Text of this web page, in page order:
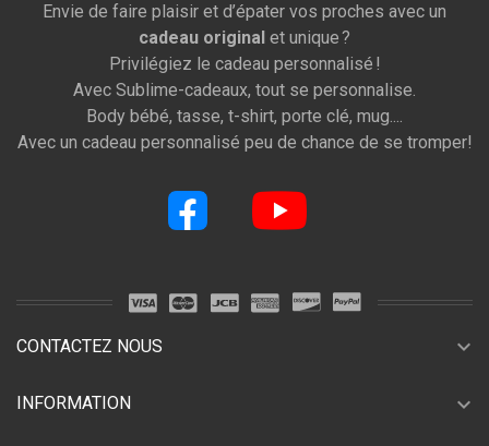
Envie de faire plaisir et d’épater vos proches avec un
cadeau original et unique ?
Privilégiez le cadeau personnalisé !
Avec Sublime-cadeaux, tout se personnalise.
Body bébé, tasse, t-shirt, porte clé, mug....
Avec un cadeau personnalisé peu de chance de se tromper!
CONTACTEZ NOUS expand_more
INFORMATION expand_more